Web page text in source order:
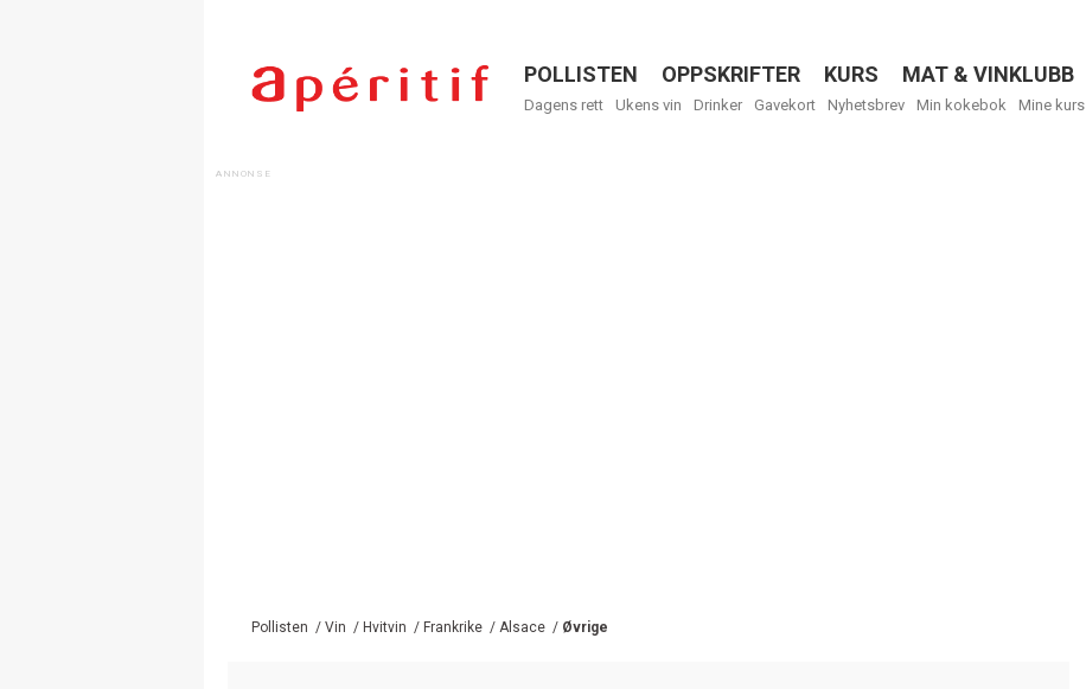
Menu
POLLISTEN OPPSKRIFTER KURS MAT & VINKLUBB
Dagens rett Ukens vin Drinker Gavekort Nyhetsbrev Min kokebok Mine kurs
Pollisten / Vin / Hvitvin / Frankrike / Alsace / Øvrige